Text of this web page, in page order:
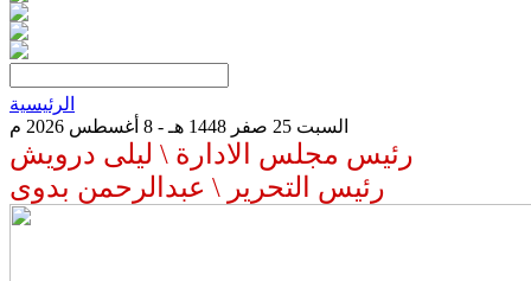
الرئيسية
السبت 25 صفر 1448 هـ - 8 أغسطس 2026 م
رئيس مجلس الادارة \ ليلى درويش
رئيس التحرير \ عبدالرحمن بدوى